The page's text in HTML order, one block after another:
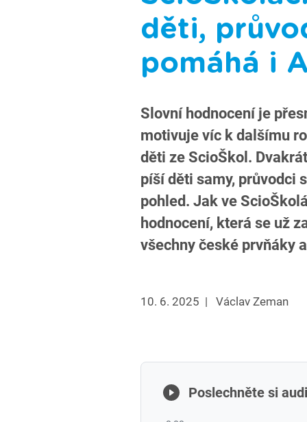
děti,
pomáhá i
Slovní hodnocení je
motivuje víc k dalšímu
děti ze ScioŠkol.
píší děti samy, průvodci
pohled. Jak ve
hodnocení, která se už
všechny české prvňáky
10. 6. 2025 | Václav Zeman
Poslechněte si